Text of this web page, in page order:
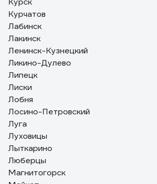
Курчатов
Лабинск
Лакинск
Ленинск-Кузнецкий
Ликино-Дулево
Липецк
Лиски
Лобня
Лосино-Петровский
Луга
Луховицы
Лыткарино
Люберцы
Магнитогорск